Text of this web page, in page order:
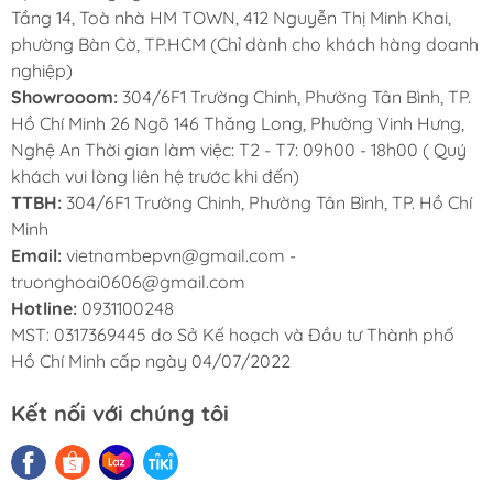
này cho phép bạn treo nhiều loại quần áo và
phụ kiện một cách tiện lợi và an toàn. Bạn có
thể treo áo khoác, váy dài, quần jeans, và
nhiều loại quần áo khác mà không cần lo lắng
về sự déo gãy hay hỏng hóc của giá.
Góc xoay treo góc tủ quần áo 3 tầng màu
xámGrandX XM.270Cđược thiết kế độc
góc chết của những chiếc tủ to.
3 tầng giá được tính toán và thiết kế theo 3
kiểu chuyên biệt nhằm tối ưu cho 3 mục đích
bảo quản khác nhau, vừa hợp lý, vừa giúp gia
chủ để được thêm một khối lượng lớn quần
áo phụ kiện:
Trục xoay được làm từ Inox, khung
Tầng 14, Toà nhà HM TOWN, 412 Nguyễn Thị Minh Khai,
phường Bàn Cờ, TP.HCM (Chỉ dành cho khách hàng doanh
nghiệp)
Showrooom: 304/6F1 Trường Chinh, Phường Tân Bình, TP.
Hồ Chí Minh 26 Ngõ 146 Thăng Long, Phường Vinh Hưng,
Nghệ An Thời gian làm việc: T2 - T7: 09h00 - 18h00 ( Quý
khách vui lòng liên hệ trước khi đến)
TTBH: 304/6F1 Trường Chinh, Phường Tân Bình, TP. Hồ Chí
Minh
Email: vietnambepvn@gmail.com -
truonghoai0606@gmail.com
Hotline: 0931100248
MST: 0317369445 do Sở Kế hoạch và Đầu tư Thành phố
Hồ Chí Minh cấp ngày 04/07/2022
Kết nối với chúng tôi